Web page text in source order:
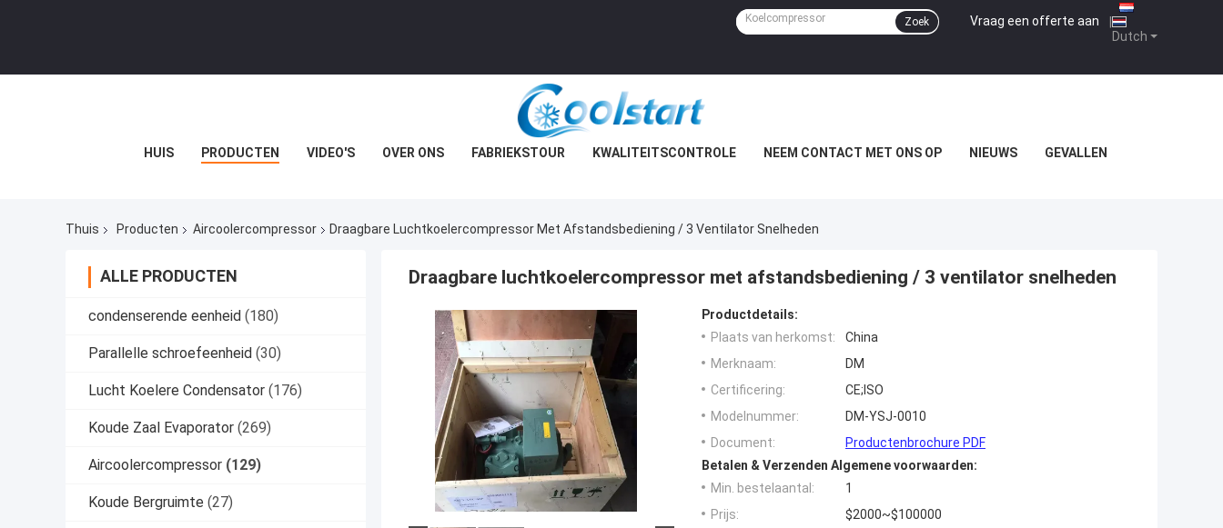
Dutch
Vraag een offerte aan |
Zoek
HUIS PRODUCTEN VIDEO'S OVER ONS FABRIEKSTOUR KWALITEITSCONTROLE NEEM CONTACT MET ONS OP NIEUWS GEVALLEN
Thuis Producten Aircoolercompressor Draagbare Luchtkoelercompressor Met Afstandsbediening / 3 Ventilator Snelheden
ALLE PRODUCTEN
condenserende eenheid (180)
Parallelle schroefeenheid (30)
Lucht Koelere Condensator (176)
Koude Zaal Evaporator (269)
Aircoolercompressor (129)
Koude Bergruimte (27)
Draagbare luchtkoelercompressor met afstandsbediening / 3 ventilator snelheden
Productdetails:
Plaats van herkomst:
China
Merknaam:
DM
Certificering:
CE;ISO
Modelnummer:
DM-YSJ-0010
Document:
Productenbrochure PDF
Betalen & Verzenden Algemene voorwaarden:
Min. bestelaantal:
1
Prijs:
$2000~$100000